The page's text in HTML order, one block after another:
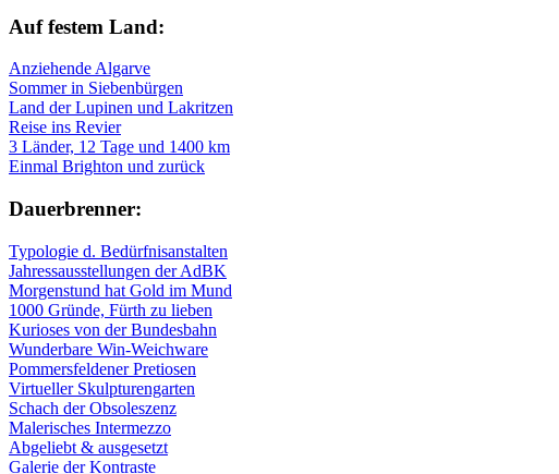
Auf fe­stem Land:
Anziehende Algarve
Sommer in Siebenbürgen
Land der Lupinen und Lakritzen
Reise ins Revier
3 Länder, 12 Tage und 1400 km
Einmal Brighton und zurück
Dau­er­bren­ner:
Typologie d. Bedürfnisanstalten
Jahressausstellungen der AdBK
Morgenstund hat Gold im Mund
1000 Gründe, Fürth zu lieben
Kurioses von der Bundesbahn
Wunderbare Win-Weichware
Pommersfeldener Pretiosen
Virtueller Skulpturengarten
Schach der Obsoleszenz
Malerisches Intermezzo
Abgeliebt & ausgesetzt
Galerie der Kontraste